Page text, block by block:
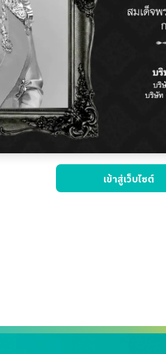
เข้าสู่เว็บไซต์
สะสมคอยน์